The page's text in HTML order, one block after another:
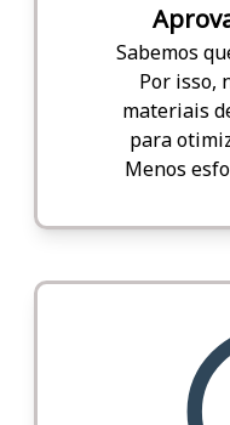
Sabemos
Por isso,
materiais
para
Menos